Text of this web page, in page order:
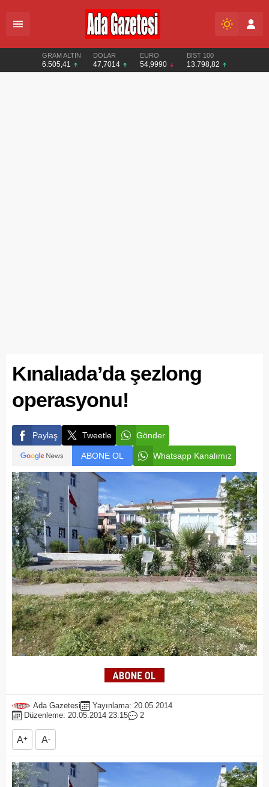
GRAM ALTIN
6.505,41
DOLAR
47,7014
EURO
54,9990
BIST 100
13.798,82
Kınalıada’da şezlong
operasyonu!
Paylaş Tweetle Gönder
ABONE OL Whatsapp Kanalımız
Ada Gazetesi
Yayınlama: 20.05.2014
Düzenleme: 20.05.2014 23:15
2
A+ A-